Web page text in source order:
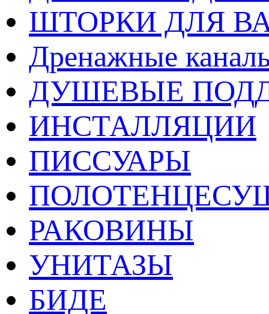
ШТОРКИ ДЛЯ
Дренажные
ДУШЕВЫЕ
ИНСТАЛЛЯЦИИ
ПИССУАРЫ
РАКОВИНЫ
УНИТАЗЫ
БИДЕ